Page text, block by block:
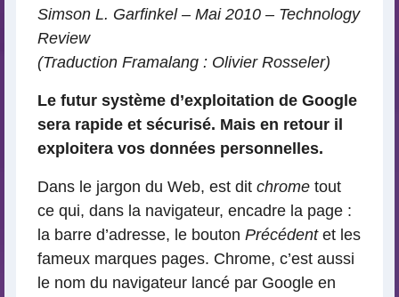
Simson L. Garfinkel – Mai 2010 – Technology
Review
(Traduction Framalang : Olivier Rosseler)
Le futur système d’exploitation de Google
sera rapide et sécurisé. Mais en retour il
exploitera vos données personnelles.
Dans le jargon du Web, est dit chrome tout
ce qui, dans la navigateur, encadre la page :
la barre d’adresse, le bouton Précédentet les
fameux marques pages. Chrome, c’est aussi
le nom du navigateur lancé par Google en